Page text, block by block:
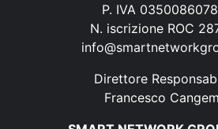
P. IVA
N. iscrizione ROC
Direttore
Francesco